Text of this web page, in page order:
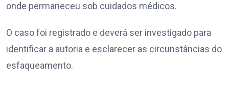
onde permaneceu sob cuidados médicos.
O caso foi registrado e deverá ser investigado para
identificar a autoria e esclarecer as circunstâncias do
esfaqueamento.